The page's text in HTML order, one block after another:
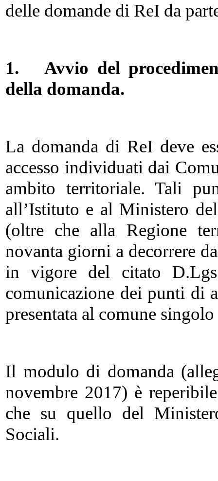
delle domande di ReI da
1. Avvio del
della domanda.
La domanda di ReI deve
accesso individuati dai
ambito territoriale. Tali
all’Istituto e al Ministero
(oltre che alla Regione
novanta giorni a decorrere
in vigore del citato
comunicazione dei punti di
presentata al comune
Il modulo di domanda
novembre 2017) è
che su quello del
Sociali.